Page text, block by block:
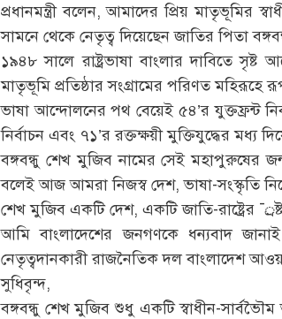
প্রধানমন্ত্রী বলেন, আমাদের প্রিয় মাতৃভূমির
সামনে থেকে নেতৃত্ব দিয়েছেন জাতির পিতা
১৯৪৮ সালে রাষ্ট্রভাষা বাংলার দাবিতে
মাতৃভূমি প্রতিষ্ঠার সংগ্রামের পরিণত
ভাষা আন্দোলনের পথ বেয়েই ৫৪’র যুক্তফ্রন্ট
নির্বাচন এবং ৭১’র রক্তক্ষয়ী মুক্তিযুদ্ধের মধ্য
বঙ্গবন্ধু শেখ মুজিব নামের সেই মহাপুরুষের
বলেই আজ আমরা নিজস্ব দেশ, ভাষা-সংস্কৃতি
শেখ মুজিব একটি দেশ, একটি জাতি-রাষ্ট্রের
আমি বাংলাদেশের জনগণকে ধন্যবাদ
নেতৃত্বদানকারী রাজনৈতিক দল বাংলাদেশ
সুধিবৃন্দ,
বঙ্গবন্ধু শেখ মুজিব শুধু একটি স্বাধীন-